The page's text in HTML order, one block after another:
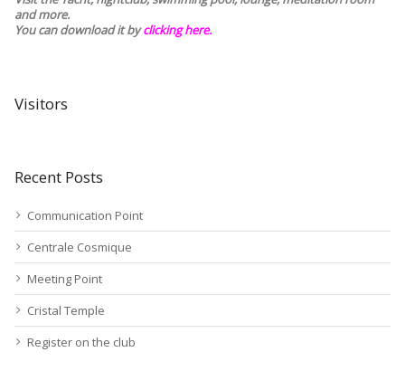
and more.
You can download it byclicking here.
Visitors
Recent Posts
Communication Point
Centrale Cosmique
Meeting Point
Cristal Temple
Register on the club